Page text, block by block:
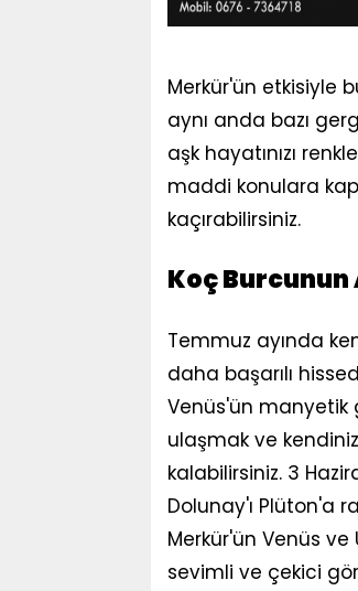
Merkür'ün etkisiyle
aynı anda bazı
aşk hayatınızı
maddi konulara
kaçırabilirsiniz.
Koç Burcunun
Temmuz ayında
daha başarılı
Venüs'ün manyetik
ulaşmak ve
kalabilirsiniz. 3
Dolunay'ı Plüton'a
Merkür'ün Venüs
sevimli ve çekici